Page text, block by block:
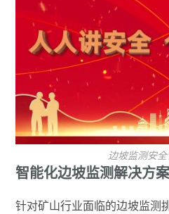
边坡监测安
智能化边坡监测解决方
针对矿山行业面临的边坡监测